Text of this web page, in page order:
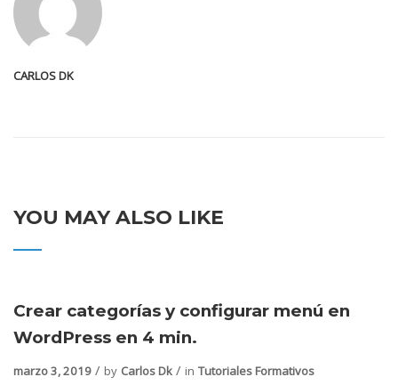
CARLOS DK
YOU MAY ALSO LIKE
Crear categorías y configurar menú en
WordPress en 4 min.
marzo 3, 2019 by Carlos Dk in Tutoriales Formativos